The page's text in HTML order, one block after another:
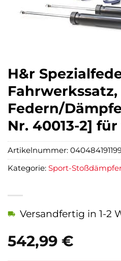
H&r
Fahrwerkssatz,
Federn/
Nr. 40013-2]
542,99 €
Versandfertig in 1-2
Artikelnummer:
Kategorie: Sport-